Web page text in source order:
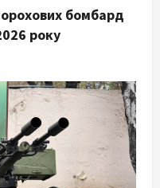
бомбард
року